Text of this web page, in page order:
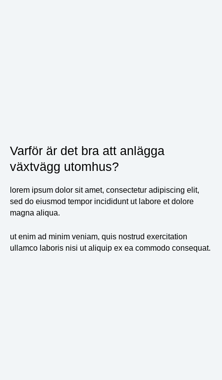
Varför är det bra att anlägga
växtvägg utomhus?
lorem ipsum dolor sit amet, consectetur adipiscing elit,
sed do eiusmod tempor incididunt ut labore et dolore
magna aliqua.
ut enim ad minim veniam, quis nostrud exercitation
ullamco laboris nisi ut aliquip ex ea commodo consequat.